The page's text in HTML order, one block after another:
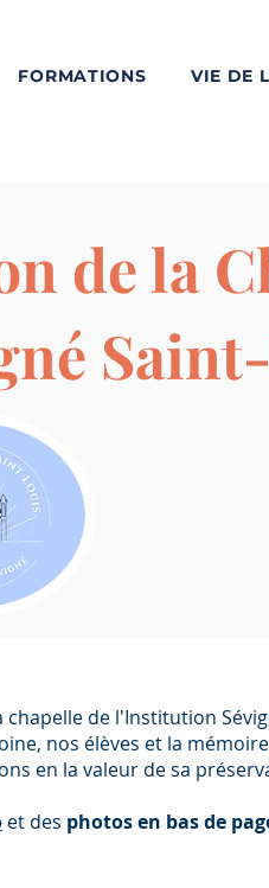
FORMATIONS VIE DE
de la
de l'Institution
nos élèves et la
en la valeur de sa
et des photos en bas de